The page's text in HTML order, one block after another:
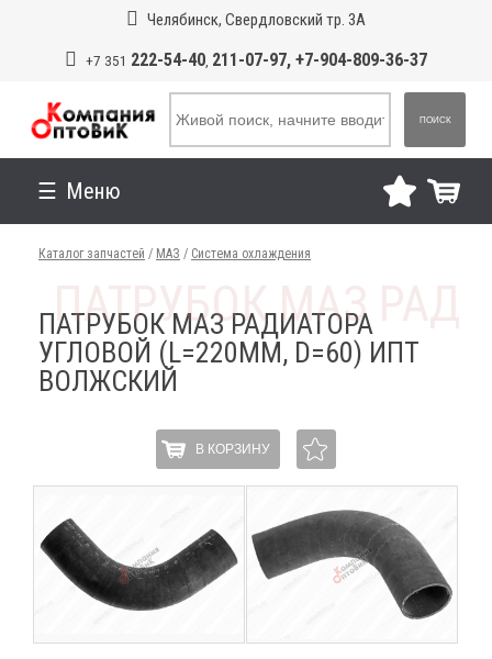
Челябинск, Свердловский тр. 3А
+7 351 222-54-40, 211-07-97, +7-904-809-36-37
ПОИСК
Меню
Каталог запчастей / МАЗ / Система охлаждения
ПАТРУБОК МАЗ РАДИАТОРА
УГЛОВОЙ (L=220ММ, D=60) ИПТ
ВОЛЖСКИЙ
В КОРЗИНУ